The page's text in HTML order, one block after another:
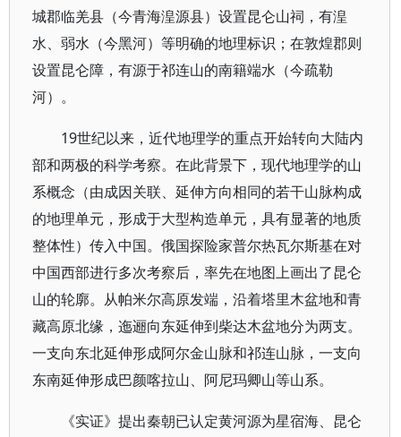
城郡临羌县（今青海湟源县）设置昆仑山祠，有湟
水、弱水（今黑河）等明确的地理标识；在敦煌郡则
设置昆仑障，有源于祁连山的南籍端水（今疏勒
河）。
19世纪以来，近代地理学的重点开始转向大陆内
部和两极的科学考察。在此背景下，现代地理学的山
系概念（由成因关联、延伸方向相同的若干山脉构成
的地理单元，形成于大型构造单元，具有显著的地质
整体性）传入中国。俄国探险家普尔热瓦尔斯基在对
中国西部进行多次考察后，率先在地图上画出了昆仑
山的轮廓。从帕米尔高原发端，沿着塔里木盆地和青
藏高原北缘，迤逦向东延伸到柴达木盆地分为两支。
一支向东北延伸形成阿尔金山脉和祁连山脉，一支向
东南延伸形成巴颜喀拉山、阿尼玛卿山等山系。
《实证》提出秦朝已认定黄河源为星宿海、昆仑